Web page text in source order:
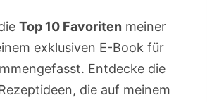
Top 10 Favoriten meiner
exklusiven E-Book für
Entdecke die
die auf meinem